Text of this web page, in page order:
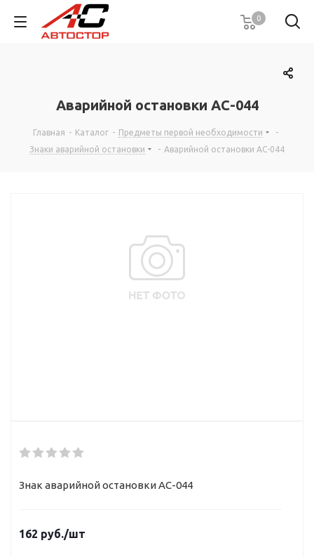
0
Аварийной остановки АС-044
Главная - Каталог - Предметы первой необходимости
-
Знаки аварийной остановки
- Аварийной остановки АС-044
Знак аварийной остановки АС-044
162 руб./шт